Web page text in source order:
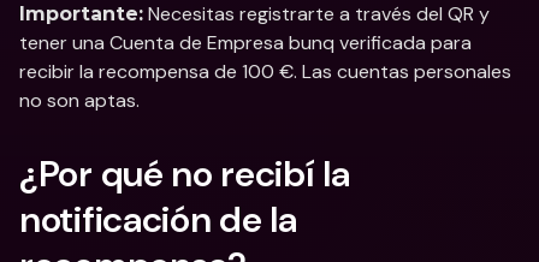
Importante: Necesitas registrarte a través del QR y
tener una Cuenta de Empresa bunq verificada para
recibir la recompensa de 100 €. Las cuentas personales
no son aptas.
¿Por qué no recibí la
notificación de la